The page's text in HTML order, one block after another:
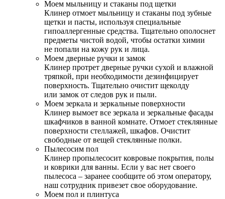
Моем мыльницу и стаканы под щетки
Клинер отмоет мыльницу и стаканы под зубные
щетки и пасты, используя специальные
гипоаллергенные средства. Тщательно ополоснет
предметы чистой водой, чтобы остатки химии
не попали на кожу рук и лица.
Моем дверные ручки и замок
Клинер протрет дверные ручки сухой и влажной
тряпкой, при необходимости дезинфицирует
поверхность. Тщательно очистит щеколду
или замок от следов рук и пыли.
Моем зеркала и зеркальные поверхности
Клинер вымоет все зеркала и зеркальные фасады
шкафчиков в ванной комнате. Отмоет стеклянные
поверхности стеллажей, шкафов. Очистит
свободные от вещей стеклянные полки.
Пылесосим пол
Клинер пропылесосит ковровые покрытия, полы
и коврики для ванны. Если у вас нет своего
пылесоса – заранее сообщите об этом оператору,
наш сотрудник привезет свое оборудование.
Моем пол и плинтуса